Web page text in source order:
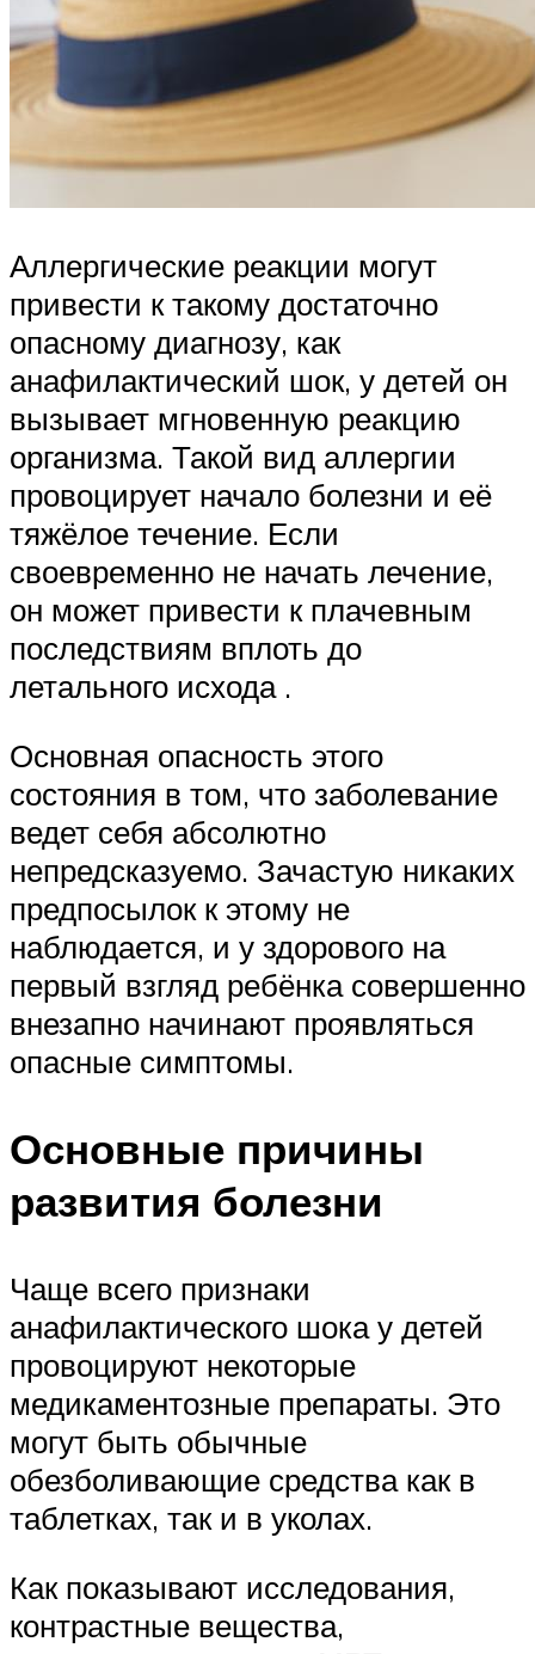
Аллергические реакции могут
привести к такому достаточно
опасному диагнозу, как
анафилактический шок, у детей он
вызывает мгновенную реакцию
организма. Такой вид аллергии
провоцирует начало болезни и её
тяжёлое течение. Если
своевременно не начать лечение,
он может привести к плачевным
последствиям вплоть до
летального исхода .
Основная опасность этого
состояния в том, что заболевание
ведет себя абсолютно
непредсказуемо. Зачастую никаких
предпосылок к этому не
наблюдается, и у здорового на
первый взгляд ребёнка совершенно
внезапно начинают проявляться
опасные симптомы.
Основные причины
развития болезни
Чаще всего признаки
анафилактического шока у детей
провоцируют некоторые
медикаментозные препараты. Это
могут быть обычные
обезболивающие средства как в
таблетках, так и в уколах.
Как показывают исследования,
контрастные вещества,